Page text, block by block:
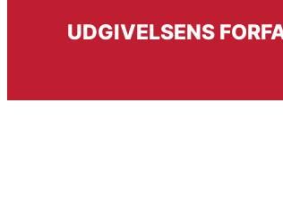
UDGIVELSENS